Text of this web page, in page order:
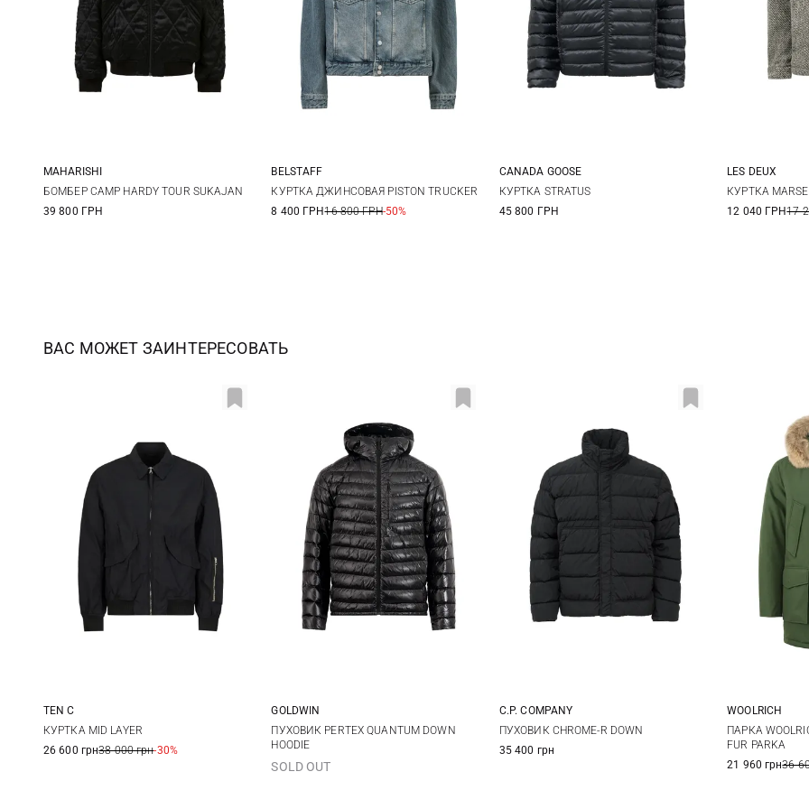
M L XL
MAHARISHI
БОМБЕР CAMP HARDY TOUR SUKAJAN
39 800 ГРН
M L XL XXL
BELSTAFF
КУРТКА ДЖИНСОВАЯ PISTON TRUCKER
8 400 ГРН16 800 ГРН-50%
M L
CANADA GOOSE
КУРТКА STRATUS
45 800 ГРН
M
LES DEUX
КУРТКА
12 040 ГРН17
ВАС МОЖЕТ ЗАИНТЕРЕСОВАТЬ
48 50
TEN C
КУРТКА MID LAYER
26 600 грн38 000 грн-30%
S M L XL
GOLDWIN
ПУХОВИК PERTEX QUANTUM DOWN
HOODIE
SOLD OUT
S M L
C.P. COMPANY
ПУХОВИК CHROME-R DOWN
35 400 грн
S
XXL
WOOLRICH
ПАРКА
FUR PARKA
21 960 грн36